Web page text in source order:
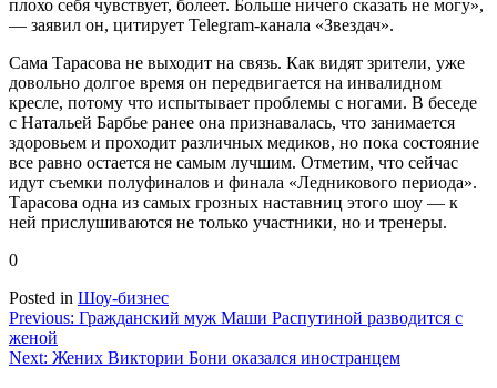
плохо себя чувствует, болеет. Больше ничего сказать не могу»,
— заявил он, цитирует Telegram-канала «Звездач».
Сама Тарасова не выходит на связь. Как видят зрители, уже
довольно долгое время он передвигается на инвалидном
кресле, потому что испытывает проблемы с ногами. В беседе
с Натальей Барбье ранее она признавалась, что занимается
здоровьем и проходит различных медиков, но пока состояние
все равно остается не самым лучшим. Отметим, что сейчас
идут съемки полуфиналов и финала «Ледникового периода».
Тарасова одна из самых грозных наставниц этого шоу — к
ней прислушиваются не только участники, но и тренеры.
0
Posted in Шоу-бизнес
Навигация
по
Previous: Гражданский муж Маши Распутиной разводится с
женой
Next: Жених Виктории Бони оказался иностранцем